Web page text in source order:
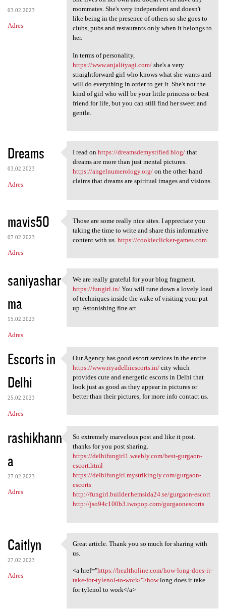
03.02.2023
Adres
roommates. She's very independent and doesn't
like being in the presence of others so she goes to
clubs, pubs and restaurants only when it belongs to
her.
In terms of personality,
https://www.anjalityagi.com/she's a very
straightforward girl who knows what she wants and
will do everything in order to get it. She's not the
kind of girl who will be your little princess or best
friend for life, but you can still find her sweet and
gentle.
Dreams
03.02.2023
Adres
I read on https:/
I read on https://dreamsdemystified.blog/that
dreams are more than just mental pictures.
https://angelnumerology.org/on the other hand
claims that dreams are spiritual images and visions.
mavis50
07.02.2023
Adres
Those are some really nice
Those are some really nice sites. I appreciate you
taking the time to write and share this informative
content with us. https://cookieclicker-games.com
saniyashar
ma
15.02.2023
Adres
We are really grateful for
We are really grateful for your blog fragment.
https://fungirl.in/You will tune down a lovely load
of techniques inside the wake of visiting your put
up. Astonishing fine art
Escorts in
Delhi
25.02.2023
Adres
Our Agency has good escort
Our Agency has good escort services in the entire
https://www.riyadelhiescorts.in/city which
provides cute and energetic escorts in Delhi that
look just as good as they appear in pictures or
better than their pictures, for more info contact us.
rashikhann
a
27.02.2023
Adres
So extremely marvelous post
So extremely marvelous post and like it post.
thanks for you post sharing.
https://delhifungirl1.weebly.com/best-gurgaon-
escort.html
https://delhifungirl.mystrikingly.com/gurgaon-
escorts
http://fungirl.builder.hemsida24.se/gurgaon-escort
http://jso94c100b3.iwopop.com/gurgaonescorts
Caitlyn
27.02.2023
Adres
Great article. Thank you so
Great article. Thank you so much for sharing with
us.
<a href="https://healtholine.com/how-long-does-it-
take-for-tylenol-to-work/">howlong does it take
for tylenol to work</a>